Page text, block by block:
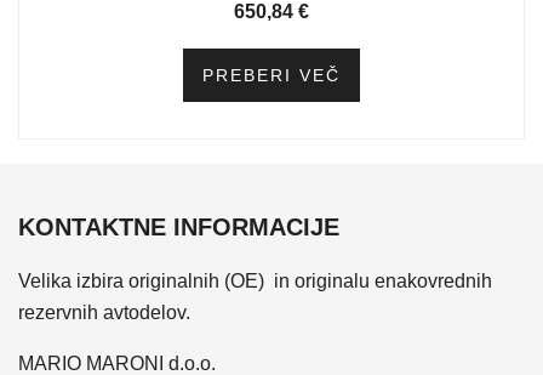
650,84 €
PREBERI VEČ
KONTAKTNE INFORMACIJE
Velika izbira originalnih (OE) in originalu enakovrednih
rezervnih avtodelov.
MARIO MARONI d.o.o.